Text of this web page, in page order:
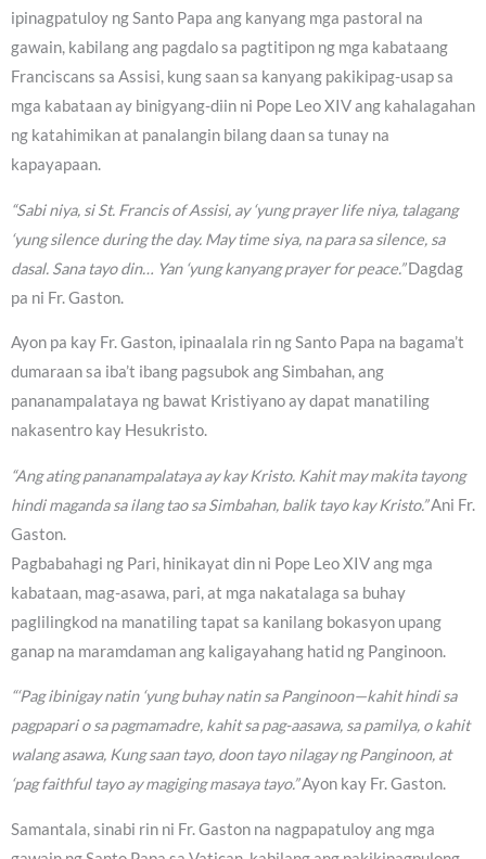
ipinagpatuloy ng Santo Papa ang kanyang mga pastoral na
gawain, kabilang ang pagdalo sa pagtitipon ng mga kabataang
Franciscans sa Assisi, kung saan sa kanyang pakikipag-usap sa
mga kabataan ay binigyang-diin ni Pope Leo XIV ang kahalagahan
ng katahimikan at panalangin bilang daan sa tunay na
kapayapaan.
“Sabi niya, si St. Francis of Assisi, ay ‘yung prayer life niya, talagang
‘yung silence during the day. May time siya, na para sa silence, sa
dasal. Sana tayo din… Yan ‘yung kanyang prayer for peace.”Dagdag
pa ni Fr. Gaston.
Ayon pa kay Fr. Gaston, ipinaalala rin ng Santo Papa na bagama’t
dumaraan sa iba’t ibang pagsubok ang Simbahan, ang
pananampalataya ng bawat Kristiyano ay dapat manatiling
nakasentro kay Hesukristo.
“Ang ating pananampalataya ay kay Kristo. Kahit may makita tayong
hindi maganda sa ilang tao sa Simbahan, balik tayo kay Kristo.”Ani Fr.
Gaston.
Pagbabahagi ng Pari, hinikayat din ni Pope Leo XIV ang mga
kabataan, mag-asawa, pari, at mga nakatalaga sa buhay
paglilingkod na manatiling tapat sa kanilang bokasyon upang
ganap na maramdaman ang kaligayahang hatid ng Panginoon.
“‘Pag ibinigay natin ‘yung buhay natin sa Panginoon—kahit hindi sa
pagpapari o sa pagmamadre, kahit sa pag-aasawa, sa pamilya, o kahit
walang asawa, Kung saan tayo, doon tayo nilagay ng Panginoon, at
‘pag faithful tayo ay magiging masaya tayo.”Ayon kay Fr. Gaston.
Samantala, sinabi rin ni Fr. Gaston na nagpapatuloy ang mga